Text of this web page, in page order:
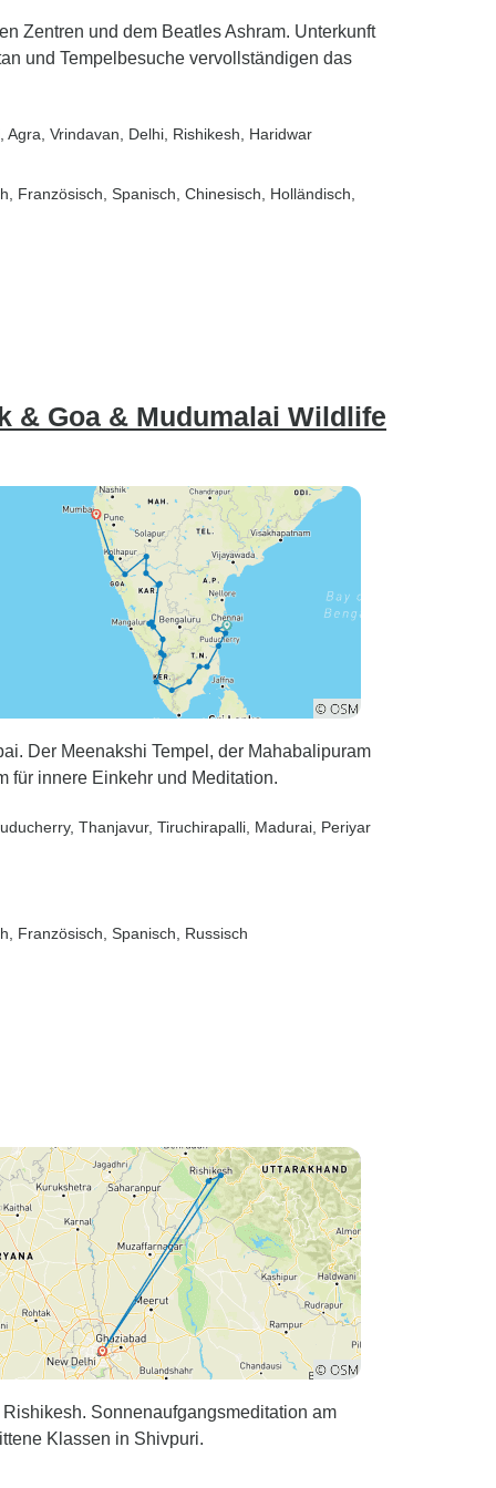
Zentren und dem Beatles Ashram. Unterkunft
und Tempelbesuche vervollständigen das
, Agra , Vrindavan , Delhi , Rishikesh , Haridwar
Französisch, Spanisch, Chinesisch, Holländisch,
& Goa & Mudumalai Wildlife
Der Meenakshi Tempel, der Mahabalipuram
für innere Einkehr und Meditation.
, Thanjavur, Tiruchirapalli , Madurai , Periyar
Französisch, Spanisch, Russisch
Sonnenaufgangsmeditation am
Klassen in Shivpuri.